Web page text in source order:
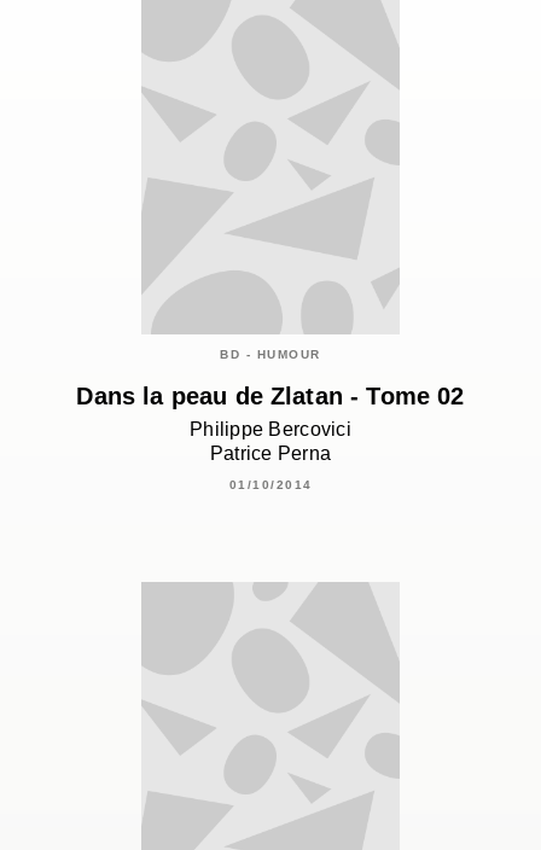
BD - HUMOUR
Dans la peau de Zlatan - Tome 02
Philippe Bercovici
Patrice Perna
01/10/2014